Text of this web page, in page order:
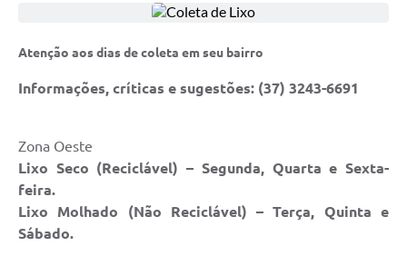
Atenção aos dias de coleta em seu bairro
Informações, críticas e sugestões: (37) 3243-6691
Zona Oeste
Lixo Seco (Reciclável) – Segunda, Quarta e Sexta-
feira.
Lixo Molhado (Não Reciclável) – Terça, Quinta e
Sábado.